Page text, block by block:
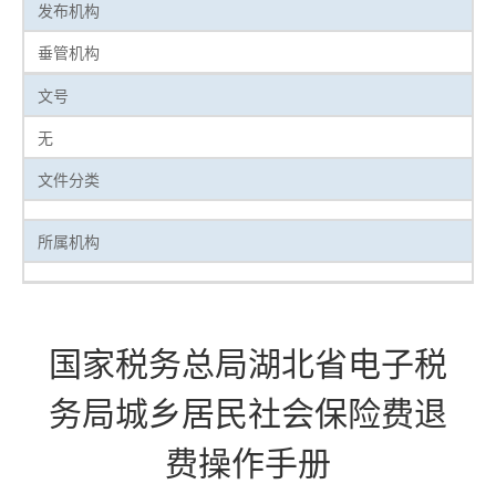
发布机构
垂管机构
文号
无
文件分类
所属机构
国家税务总局湖北省电子税
务局城乡居民社会保险费退
费操作手册